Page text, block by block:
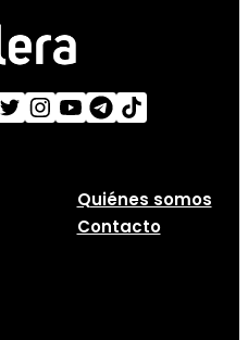
Quiénes somos
Contacto